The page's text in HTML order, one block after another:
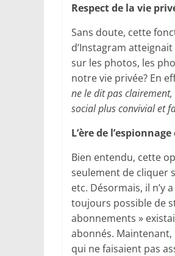
Respect de la vie
Sans doute, cette
d’Instagram
sur les photos, les
notre vie privée? En
ne le dit pas
social plus convivial et
L’ère de
Bien entendu, cette
seulement de cliquer
etc. Désormais, il n’y
toujours possible de
abonnements »
abonnés.
qui ne faisaient pas